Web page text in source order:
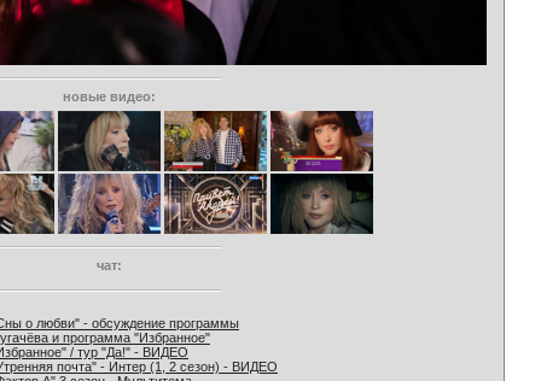
новые видео:
чат:
о любви" - обсуждение программы
и программа "Избранное"
/ тур "Да!" - ВИДЕО
почта" - Интер (1, 2 сезон) - ВИДЕО